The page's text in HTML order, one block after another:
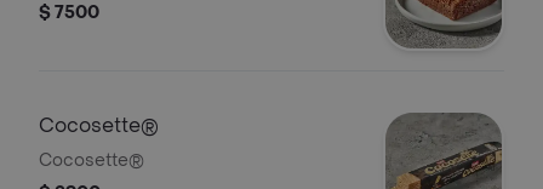
$ 7500
Cocosette®
Cocosette®